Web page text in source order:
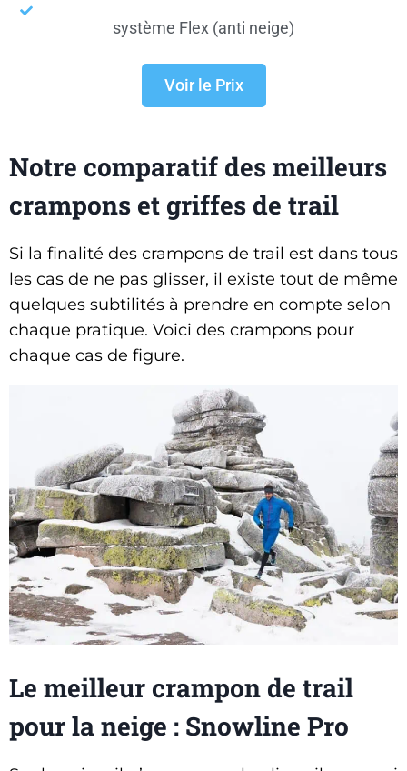
système Flex (anti neige)
Voir le Prix
Notre comparatif des meilleurs
crampons et griffes de trail
Si la finalité des crampons de trail est dans tous
les cas de ne pas glisser, il existe tout de même
quelques subtilités à prendre en compte selon
chaque pratique. Voici des crampons pour
chaque cas de figure.
Le meilleur crampon de trail
pour la neige : Snowline Pro